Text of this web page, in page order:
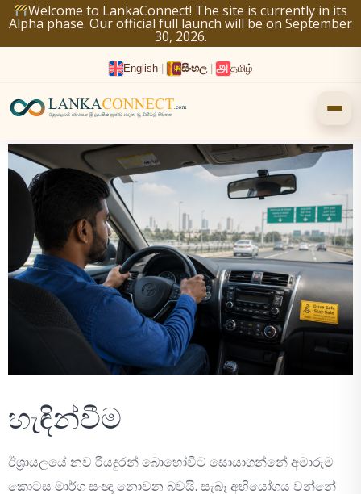
Welcome to LankaConnect! The site is currently in its
Alpha phase. Our official full launch will be on September
30, 2026.
English සිංහල தமிழ்
Skip
to
content
හැඳින්වීම
ඊශ්‍රායලයේ නව රියදුරන් බොහෝවිට සොයාගන්නේ අමාරුම
කොටස මාර්ග සංඥා නොවන බවයි. සැබෑ අභියෝගය වන්නේ